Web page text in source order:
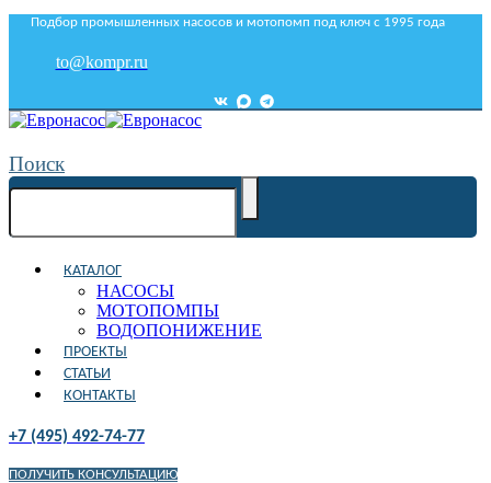
Подбор промышленных насосов и мотопомп под ключ с 1995 года
to@kompr.ru
Поиск
КАТАЛОГ
НАСОСЫ
МОТОПОМПЫ
ВОДОПОНИЖЕНИЕ
ПРОЕКТЫ
СТАТЬИ
КОНТАКТЫ
+7 (495) 492-74-77
ПОЛУЧИТЬ КОНСУЛЬТАЦИЮ